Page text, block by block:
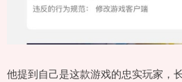
他提到自己是这款游戏的忠实玩家，